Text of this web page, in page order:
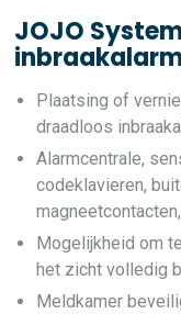
JOJO
Plaatsing of
draadloos
Alarmcentrale,
codeklavieren,
Mogelijkheid om
het zicht volledig
Meldkamer